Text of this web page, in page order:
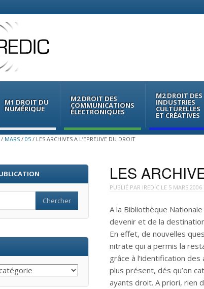
M1 DROIT DU
NUMÉRIQUE
M2 DROIT DES
COMMUNICATIONS
ÉLECTRONIQUES
M2 DROIT DES
INDUSTRIES
CULTURELLES
ET CRÉATIVES
/ MARS / 05 / LES ARCHIVES A L’EPREUVE DU DROIT
LES
PUBLIÉ PAR IREDICLE 5 MARS 2006
A la Bibliothèque
devenir et de la
En effet, de nouvelles
nitrate qui a permis la
grâce à l’identification
plus présent, dés qu’on
ayants droit. A priori, rien